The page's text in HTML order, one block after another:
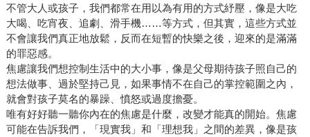
不管大人或孩子，我們都常在用以為有用的方式紓壓，像是大吃
大喝、吃宵夜、追劇、滑手機……等方式，但其實，這些方式並
不會讓我們真正地放鬆，反而在短暫的快樂之後，迎來的是滿滿
的罪惡感。
焦慮讓我們想控制生活中的大小事，像是父母期待孩子照自己的
想法做事、過於堅持己見，如果事情不在自己的掌控範圍之內，
就會對孩子莫名的暴躁、憤怒或過度擔憂。
唯有好好聽一聽你內在的焦慮是什麼，改變才能真的開始。焦慮
可能在告訴我們，「現實我」和「理想我」之間的差異，像是孩